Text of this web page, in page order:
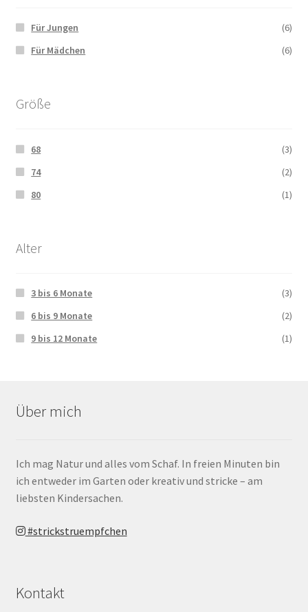
Für Jungen
(6)
Für Mädchen
(6)
Größe
68
(3)
74
(2)
80
(1)
Alter
3 bis 6 Monate
(3)
6 bis 9 Monate
(2)
9 bis 12 Monate
(1)
Über mich
Ich mag Natur und alles vom Schaf. In freien Minuten bin
ich entweder im Garten oder kreativ und stricke – am
liebsten Kindersachen.
#strickstruempfchen
Kontakt